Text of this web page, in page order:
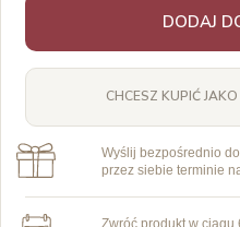
DODAJ
CHCESZ KUPIĆ
Wyślij bezpośrednio
przez siebie terminie
Zwróć produkt w ciągu